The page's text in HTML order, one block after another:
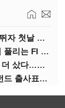
[IB토마토](락업의 두얼굴)②공모가 뛰자 첫날 매도…FI 엑시트 전략 갈렸다
[IB토마토](락업의 두얼굴)①한 달 뒤 풀리는 FI 물량…새내기주 오버행 경계
[IB토마토]HB인베스트, IPO 무산 때 더 샀다…마키나락스 투자 2.7배 회수
[IB토마토]데브시스터즈벤처스, AI 펀드 출사표…모회사 경영난 변수